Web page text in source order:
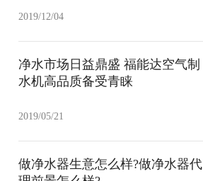
2019/12/04
净水市场日益鼎盛 福能达空气制
水机高品质备受青睐
2019/05/21
做净水器生意怎么样?做净水器代